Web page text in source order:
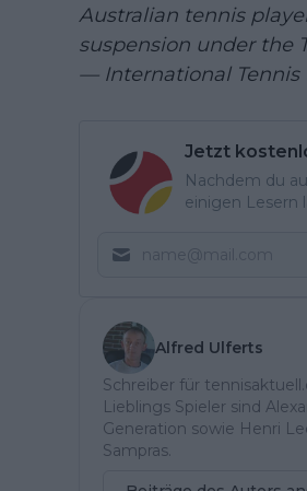
Australian tennis
suspension under the
— International Tennis
Jetzt
Nachdem du
einigen Lesern
Alfred Ulferts
Schreiber für
Lieblings Spieler sind
Generation sowie Henri
Sampras.